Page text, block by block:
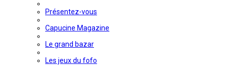
Présentez-vous
Capucine Magazine
Le grand bazar
Les jeux du fofo